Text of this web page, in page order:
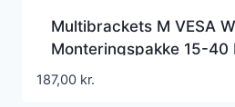
Multibrackets M VESA
Monteringspakke 15-40
7350022733497
187,00 kr.